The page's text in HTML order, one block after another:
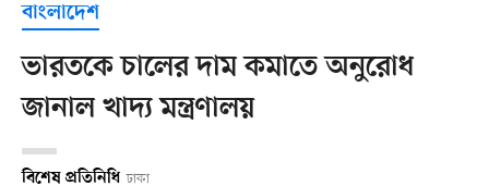
বাংলাদেশ
ভারতকে চালের দাম কমাতে অনুরোধ
জানাল খাদ্য মন্ত্রণালয়
বিশেষ প্রতিনিধি ঢাকা